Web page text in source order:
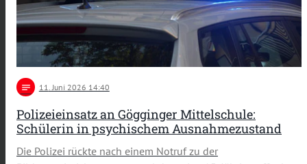
notes 11 . Juni 2026 14:40
Polizeieinsatz an Gögginger Mittelschule:
Schülerin in psychischem Ausnahmezustand
Die Polizei rückte nach einem Notruf zu der